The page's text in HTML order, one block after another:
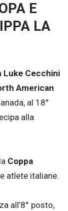
E
LA
Luke Cecchini
American
al 18°
alla
Coppa
atlete italiane.
all’8° posto,